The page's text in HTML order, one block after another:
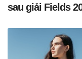
sau giải Fields